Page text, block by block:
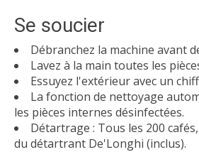
Se soucier
Débranchez la machine avant
Lavez à la main toutes les
Essuyez l'extérieur avec un
La fonction de nettoyage
les pièces internes désinfectées.
Détartrage : Tous les 200
du détartrant De'Longhi (inclus).